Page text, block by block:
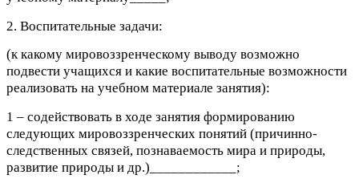
2. Воспитательные задачи:
(к какому мировоззренческому выводу возможно
подвести учащихся и какие воспитательные возможности
реализовать на учебном материале занятия):
1 – содействовать в ходе занятия формированию
следующих мировоззренческих понятий (причинно-
следственных связей, познаваемость мира и природы,
развитие природы и др.)____________;